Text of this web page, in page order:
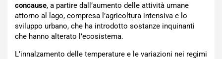
concause, a partire dall’aumento delle attività umane
attorno al lago, compresa l’agricoltura intensiva e lo
sviluppo urbano, che ha introdotto sostanze inquinanti
che hanno alterato l’ecosistema.
L’innalzamento delle temperature e le variazioni nei regimi